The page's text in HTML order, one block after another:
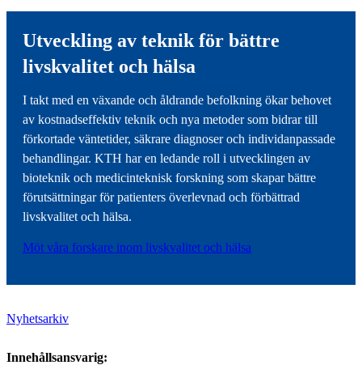
Utveckling av teknik för bättre
livskvalitet och hälsa
I takt med en växande och åldrande befolkning ökar behovet
av kostnadseffektiv teknik och nya metoder som bidrar till
förkortade väntetider, säkrare diagnoser och individanpassade
behandlingar. KTH har en ledande roll i utvecklingen av
bioteknik och medicinteknisk forskning som skapar bättre
förutsättningar för patienters överlevnad och förbättrad
livskvalitet och hälsa.
Möt våra forskare inom livskvalitet och hälsa
Nyhetsarkiv
Innehållsansvarig: